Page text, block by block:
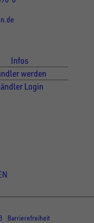
Infos
werden
Login
Barrierefreiheit